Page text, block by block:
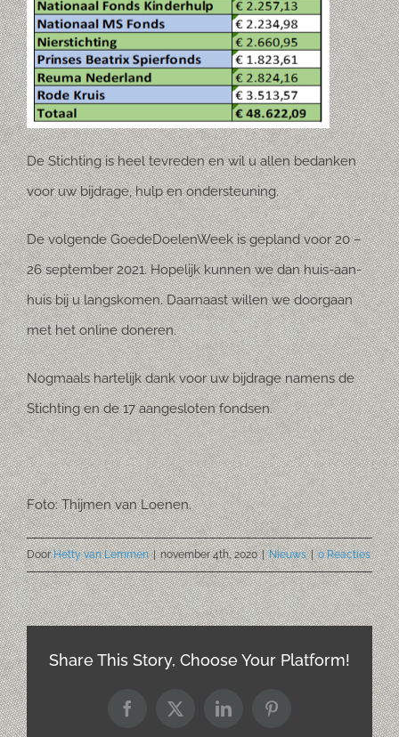
De Stichting is heel tevreden en wil u allen bedanken
voor uw bijdrage, hulp en ondersteuning.
De volgende GoedeDoelenWeek is gepland voor 20 –
26 september 2021. Hopelijk kunnen we dan huis-aan-
huis bij u langskomen. Daarnaast willen we doorgaan
met het online doneren.
Nogmaals hartelijk dank voor uw bijdrage namens de
Stichting en de 17 aangesloten fondsen.
Foto: Thijmen van Loenen.
DoorHetty van Lemmen | november 4th, 2020 | Nieuws | 0 Reacties
Share This Story, Choose Your Platform!
Facebook
X LinkedInPinterest